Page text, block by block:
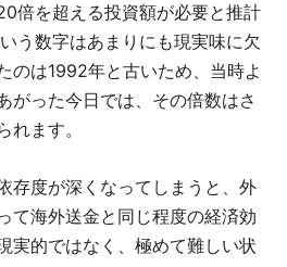
倍を超える投資額が必要と推計
う数字はあまりにも現実味に欠
のは1992年と古いため、当時よ
がった今日では、その倍数はさ
れます。
存度が深くなってしまうと、外
て海外送金と同じ程度の経済効
実的ではなく、極めて難しい状